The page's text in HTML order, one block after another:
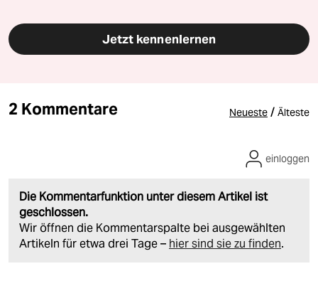
Jetzt kennenlernen
2 Kommentare Neueste / Älteste
Die Kommentarfunktion unter diesem Artikel ist
geschlossen.
Wir öffnen die Kommentarspalte bei ausgewählten
Artikeln für etwa drei Tage – hier sind sie zu finden.
einloggen